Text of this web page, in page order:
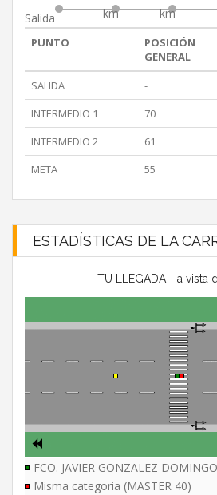
Salida
km
km
PUNTO
POSICIÓN
GENERAL
SALIDA
-
INTERMEDIO 1
70
INTERMEDIO 2
61
META
55
ESTADÍSTICAS DE LA
TU LLEGADA - a vista
FCO. JAVIER GONZALEZ DOMINGO
Misma categoria (MASTER 40)